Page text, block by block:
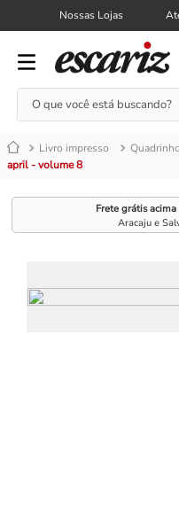
Nossas Lojas
O que você está
Livro impresso
april - volume 8
Frete grátis
Aracaju e